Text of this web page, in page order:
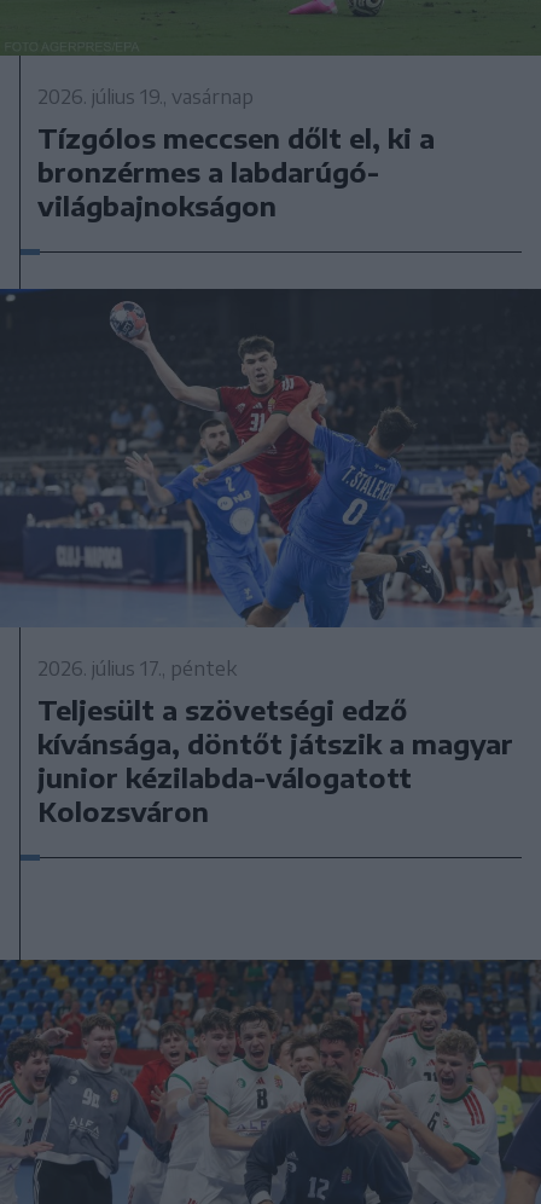
2026. július 19., vasárnap
Tízgólos meccsen dőlt el, ki a
bronzérmes a labdarúgó-
világbajnokságon
2026. július 17., péntek
Teljesült a szövetségi edző
kívánsága, döntőt játszik a magyar
junior kézilabda-válogatott
Kolozsváron